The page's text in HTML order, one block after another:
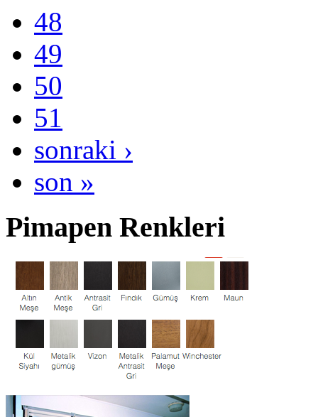
48
49
50
51
sonraki ›
son »
Pimapen Renkleri